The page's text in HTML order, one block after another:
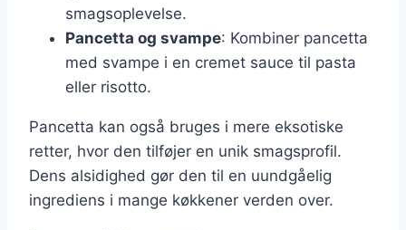
smagsoplevelse.
Pancetta og svampe: Kombiner pancetta
med svampe i en cremet sauce til pasta
eller risotto.
Pancetta kan også bruges i mere eksotiske
retter, hvor den tilføjer en unik smagsprofil.
Dens alsidighed gør den til en uundgåelig
ingrediens i mange køkkener verden over.